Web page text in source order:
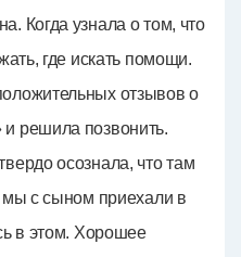
Когда узнала о том, что
где искать помощи.
отзывов о
решила позвонить.
осознала, что там
мы с сыном приехали в
в этом. Хорошее